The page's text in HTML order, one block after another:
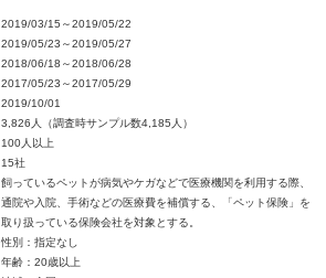
2019/03/15～2019/05/22
2019/05/23～2019/05/27
2018/06/18～2018/06/28
2017/05/23～2017/05/29
2019/10/01
3,826人（調査時サンプル数4,185人）
100人以上
15社
飼っているペットが病気やケガなどで医療機関を利用する際、
通院や入院、手術などの医療費を補償する、「ペット保険」を
取り扱っている保険会社を対象とする。
性別：指定なし
年齢：20歳以上